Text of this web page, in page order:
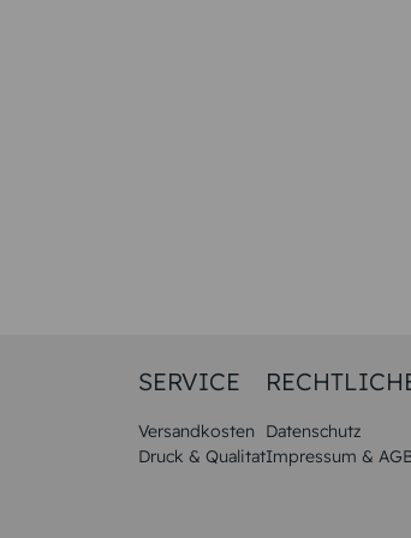
SERVICE
Versandkosten
Druck & Qualitat
Datenschutz
Impressum &